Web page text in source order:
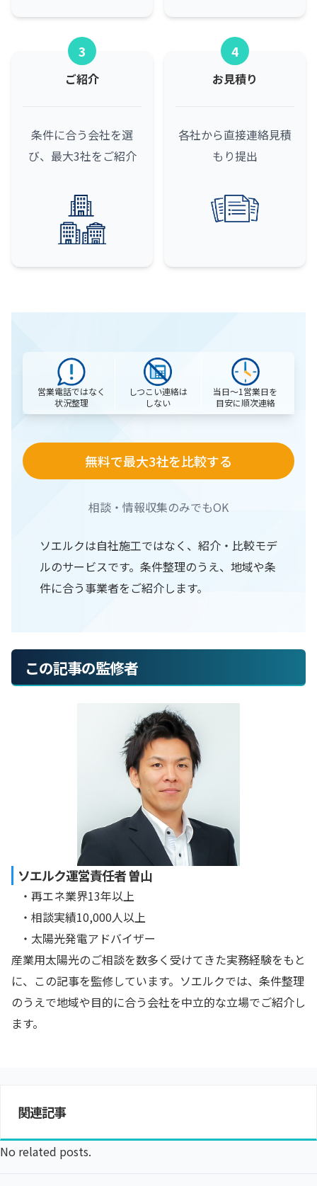
3
ご紹介
条件に合う会社を選
び、最大3社をご紹介
4
お見積り
各社から直接連絡見積
もり提出
営業電話ではなく
状況整理
しつこい連絡は
しない
当日〜1営業日を
目安に順次連絡
無料で最大3社を比較する
相談・情報収集のみでもOK
ソエルクは自社施工ではなく、紹介・比較モデ
ルのサービスです。条件整理のうえ、地域や条
件に合う事業者をご紹介します。
この記事の監修者
ソエルク運営責任者 曽山
・再エネ業界13年以上
・相談実績10,000人以上
・太陽光発電アドバイザー
産業用太陽光のご相談を数多く受けてきた実務経験をもと
に、この記事を監修しています。ソエルクでは、条件整理
のうえで地域や目的に合う会社を中立的な立場でご紹介し
ます。
関連記事
No related posts.